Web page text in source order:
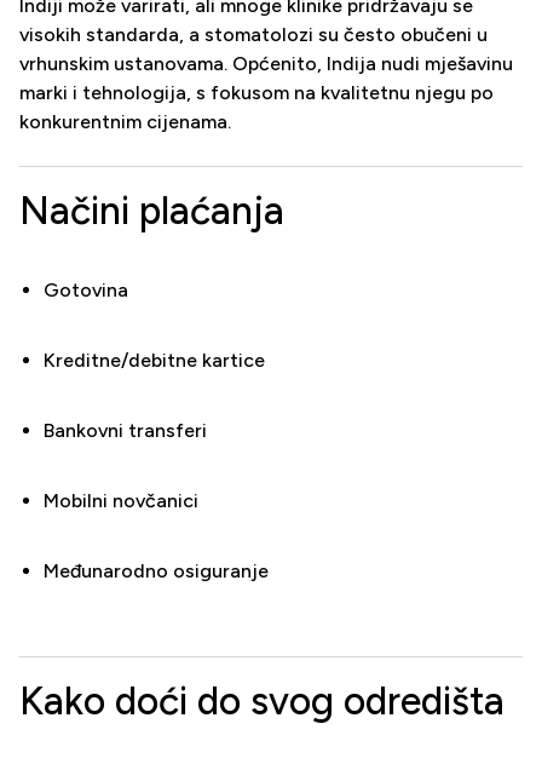
Indiji može varirati, ali mnoge klinike pridržavaju se
visokih standarda, a stomatolozi su često obučeni u
vrhunskim ustanovama. Općenito, Indija nudi mješavinu
marki i tehnologija, s fokusom na kvalitetnu njegu po
konkurentnim cijenama.
Načini plaćanja
Gotovina
Kreditne/debitne kartice
Bankovni transferi
Mobilni novčanici
Međunarodno osiguranje
Kako doći do svog odredišta